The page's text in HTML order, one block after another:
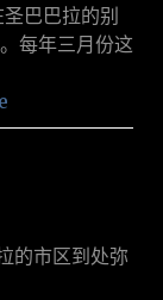
巴巴拉的别
每年三月份这
的市区到处弥